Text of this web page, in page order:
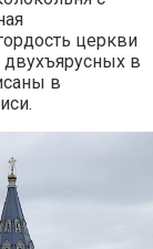
церкви
двухъярусных в
в